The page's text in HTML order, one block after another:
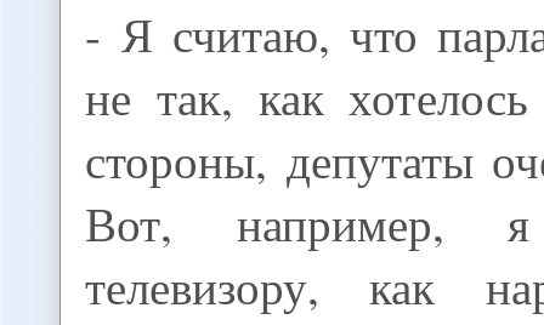
- Я считаю, что
не так, как
стороны, депутаты
Вот, например,
телевизору, как